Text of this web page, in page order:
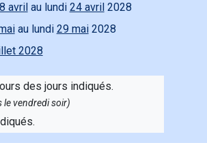
8 avril au lundi 24 avril 2028
au lundi 29 mai2028
2028
des jours indiqués.
le vendredi soir)